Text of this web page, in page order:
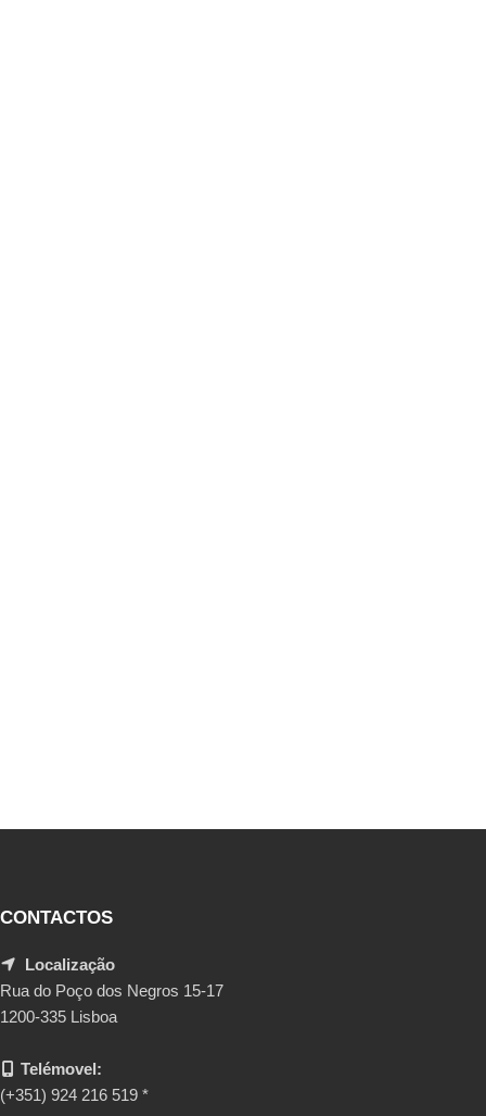
CONTACTOS
Localização
Rua do Poço dos Negros 15-17
1200-335 Lisboa
Telémovel:
(+351) 924 216 519 *